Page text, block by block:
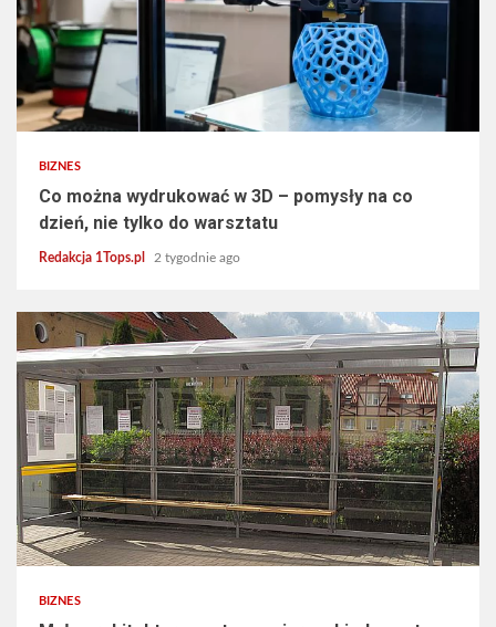
2 min read
BIZNES
Co można wydrukować w 3D – pomysły na co
dzień, nie tylko do warsztatu
Redakcja 1Tops.pl 2 tygodnie ago
4 min read
BIZNES